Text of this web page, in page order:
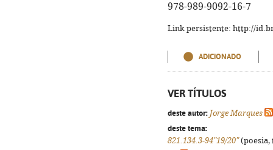
978-989-9092-16-7
Link persistente: http://
ADICIONADO
VER TÍTULOS
deste autor: Jorge Marques
deste tema:
821.134.3-94"19/20"(poesia,